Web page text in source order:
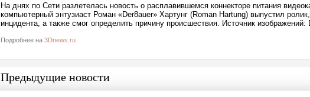
На днях по Сети разлетелась новость о расплавившемся коннекторе питания
компьютерный энтузиаст Роман «Der8auer» Хартунг (Roman Hartung) выпустил
инцидента, а также смог определить причину происшествия. Источник изображений:
Подробнее на 3Dnews.ru
Предыдущие новости